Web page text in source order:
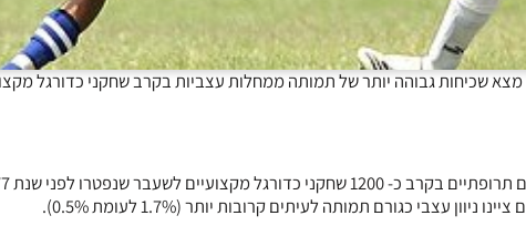
מצא שכיחות גבוהה יותר של תמותה ממחלות עצביות בקרב שחקני כדורגל